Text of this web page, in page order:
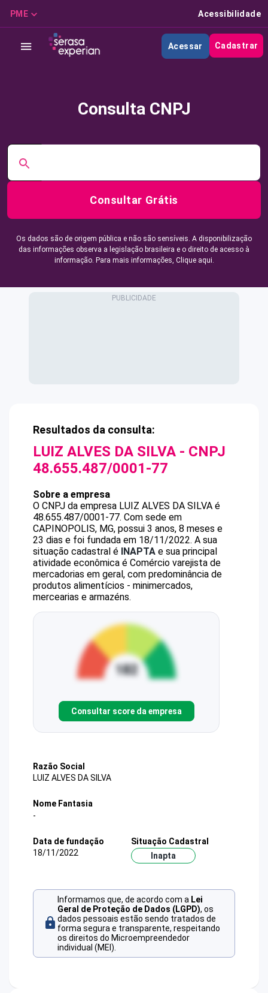
PME Acessibilidade
Acessar Cadastrar
Consulta CNPJ
Consultar Grátis
Os dados são de origem pública e não são sensíveis. A disponibilização
das informações observa a legislação brasileira e o direito de acesso à
informação. Para mais informações, Clique aqui.
Resultados da consulta:
LUIZ ALVES DA SILVA - CNPJ
48.655.487/0001-77
Sobre a empresa
O CNPJ da empresa LUIZ ALVES DA SILVA é
48.655.487/0001-77. Com sede em
CAPINOPOLIS, MG, possui 3 anos, 8 meses e
23 dias e foi fundada em 18/11/2022. A sua
situação cadastral é INAPTA e sua principal
atividade econômica é Comércio varejista de
mercadorias em geral, com predominância de
produtos alimentícios - minimercados,
mercearias e armazéns.
Consultar score da empresa
Razão Social
LUIZ ALVES DA SILVA
Nome Fantasia
-
Data de fundação
18/11/2022
Situação Cadastral
Inapta
Informamos que, de acordo com a Lei
Geral de Proteção de Dados (LGPD), os
dados pessoais estão sendo tratados de
forma segura e transparente, respeitando
os direitos do Microempreendedor
individual (MEI).